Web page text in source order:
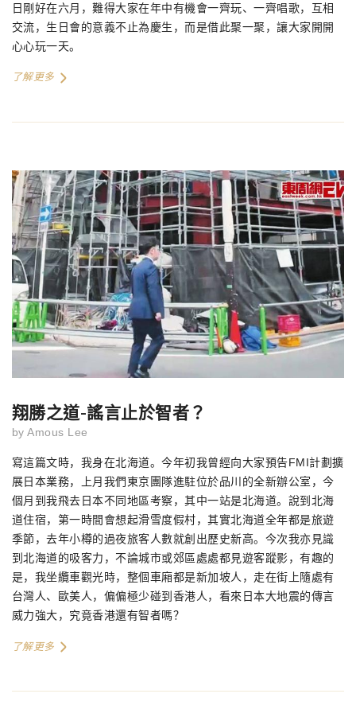
日剛好在六月，難得大家在年中有機會一齊玩、一齊唱歌，互相
交流，生日會的意義不止為慶生，而是借此聚一聚，讓大家開開
心心玩一天。
了解更多
翔勝之道-謠言止於智者？
by Amous Lee
寫這篇文時，我身在北海道。今年初我曾經向大家預告FMI計劃擴
展日本業務，上月我們東京團隊進駐位於品川的全新辦公室，今
個月到我飛去日本不同地區考察，其中一站是北海道。說到北海
道住宿，第一時間會想起滑雪度假村，其實北海道全年都是旅遊
季節，去年小樽的過夜旅客人數就創出歷史新高。今次我亦見識
到北海道的吸客力，不論城市或郊區處處都見遊客蹤影，有趣的
是，我坐纜車觀光時，整個車廂都是新加坡人，走在街上隨處有
台灣人、歐美人，偏偏極少碰到香港人，看來日本大地震的傳言
威力強大，究竟香港還有智者嗎？
了解更多